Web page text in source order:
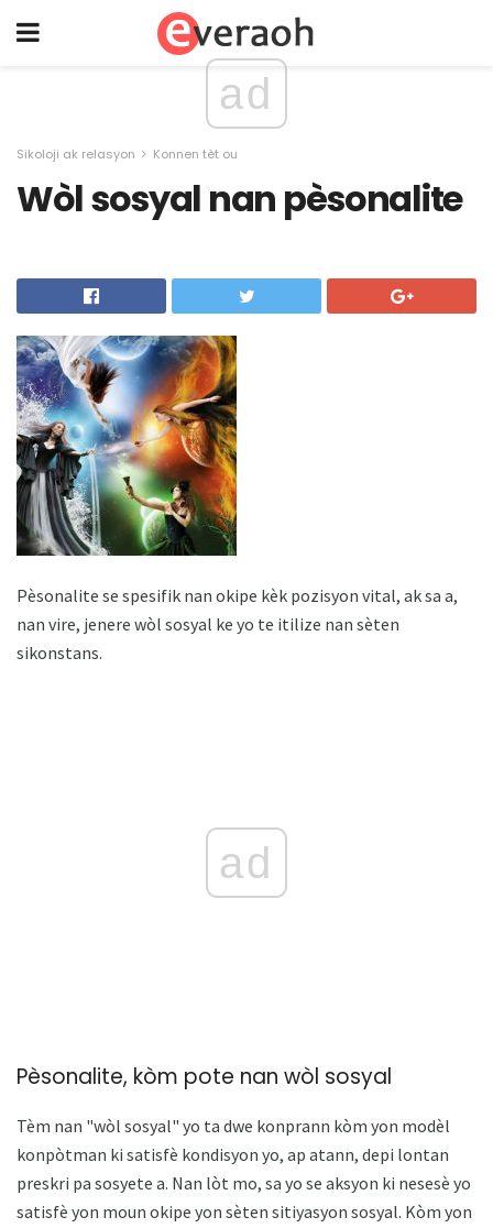
ad
Sikoloji ak relasyon Konnen tèt ou
Wòl sosyal nan pèsonalite
Pèsonalite se spesifik nan okipe kèk pozisyon vital, ak sa a,
nan vire, jenere wòl sosyal ke yo te itilize nan sèten
sikonstans.
ad
Pèsonalite, kòm pote nan wòl sosyal
Tèm nan "wòl sosyal" yo ta dwe konprann kòm yon modèl
konpòtman ki satisfè kondisyon yo, ap atann, depi lontan
preskri pa sosyete a. Nan lòt mo, sa yo se aksyon ki nesesè yo
satisfè yon moun okipe yon sèten sitiyasyon sosyal. Kòm yon